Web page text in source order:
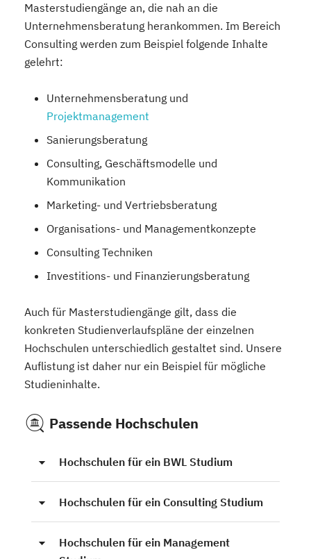
Masterstudiengänge an, die nah an die
Unternehmensberatung herankommen. Im Bereich
Consulting werden zum Beispiel folgende Inhalte
gelehrt:
Unternehmensberatung und
Projektmanagement
Sanierungsberatung
Consulting, Geschäftsmodelle und
Kommunikation
Marketing- und Vertriebsberatung
Organisations- und Managementkonzepte
Consulting Techniken
Investitions- und Finanzierungsberatung
Auch für Masterstudiengänge gilt, dass die
konkreten Studienverlaufspläne der einzelnen
Hochschulen unterschiedlich gestaltet sind. Unsere
Auflistung ist daher nur ein Beispiel für mögliche
Studieninhalte.
Passende Hochschulen
Hochschulen für ein BWL Studium
Hochschulen für ein Consulting Studium
Hochschulen für ein Management